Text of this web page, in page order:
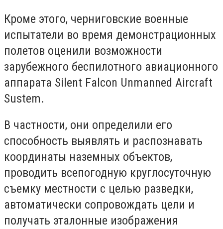
Кроме этого, черниговские военные
испытатели во время демонстрационных
полетов оценили возможности
зарубежного беспилотного авиационного
аппарата Silent Falcon Unmanned Aircraft
Sustem.
В частности, они определили его
способность выявлять и распознавать
координаты наземных объектов,
проводить всепогодную круглосуточную
съемку местности с целью разведки,
автоматически сопровождать цели и
получать эталонные изображения